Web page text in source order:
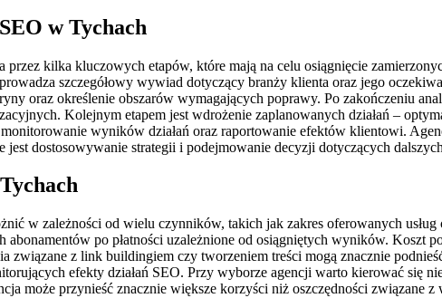
w Tychach
przez kilka kluczowych etapów, które mają na celu osiągnięcie
szczegółowy wywiad dotyczący branży klienta oraz jego
oraz określenie obszarów wymagających poprawy. Po zakończeniu
Kolejnym etapem jest wdrożenie zaplanowanych działań –
wyników działań oraz raportowanie efektów klientowi.
dostosowywanie strategii i podejmowanie decyzji dotyczących
w zależności od wielu czynników, takich jak zakres oferowanych
abonamentów po płatności uzależnione od osiągniętych wyników. Koszt
związane z link buildingiem czy tworzeniem treści mogą znacznie
efekty działań SEO. Przy wyborze agencji warto kierować się
może przynieść znacznie większe korzyści niż oszczędności związane